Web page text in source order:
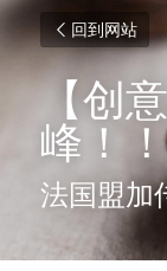
回到网站
【创
峰！
法国盟加